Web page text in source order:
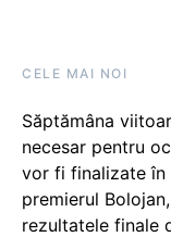
CELE MAI NOI
Săptămâna
necesar pentru
vor fi finalizate în
premierul
rezultatele finale